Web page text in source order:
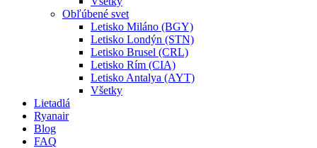
Obľúbené svet
Letisko Miláno (BGY)
Letisko Londýn (STN)
Letisko Brusel (CRL)
Letisko Rím (CIA)
Letisko Antalya (AYT)
Všetky
Lietadlá
Ryanair
Blog
FAQ